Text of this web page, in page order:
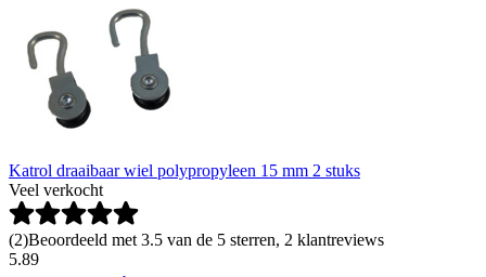
Katrol draaibaar wiel polypropyleen 15 mm 2 stuks
Veel verkocht
(2)Beoordeeld met 3.5 van de 5 sterren, 2 klantreviews
5.89